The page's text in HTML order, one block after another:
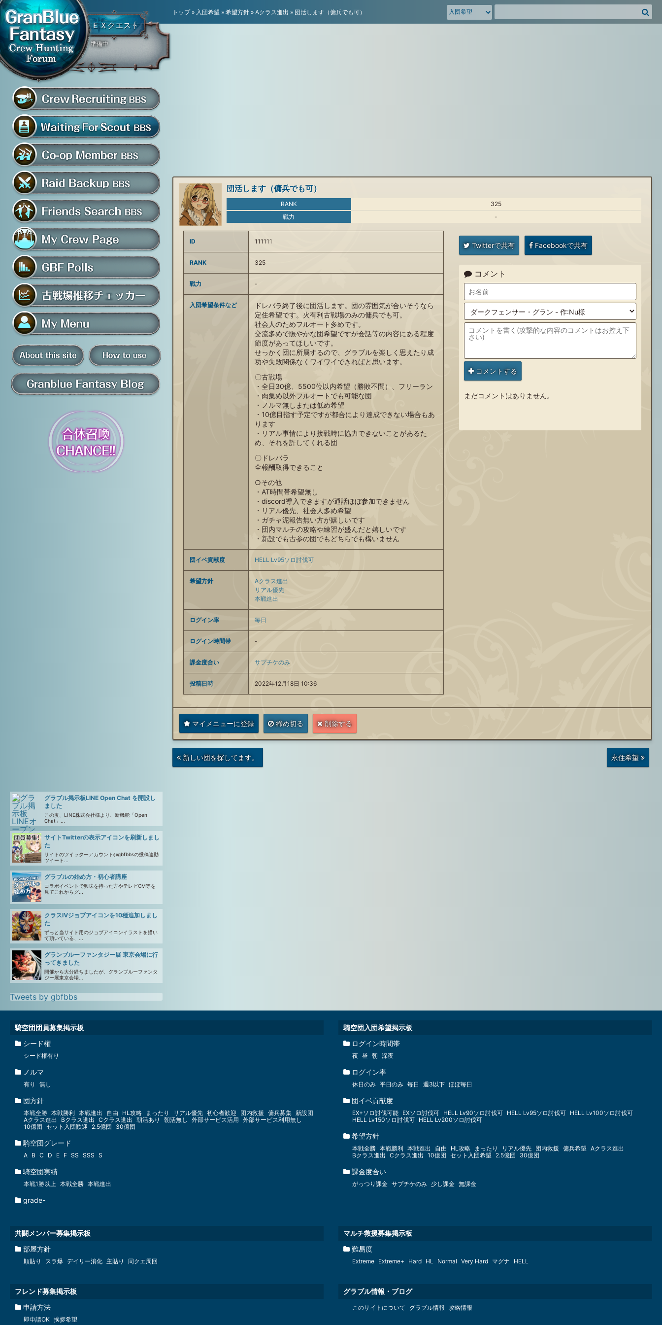
グラブル騎空団募集掲示
騎
空
団
騎空団員募集掲示板
騎空団入団希望掲示板
共闘部屋・メンバー掲示板
マルチバトル救援募集掲示板
フレンド募集掲示板
マイ騎空団ページ
グラブルアンケート
古戦場推移チェッカー
マイメニュー
騎空団員募集掲示板 掲示板の使い方
グラブル掲示板LINE Open Chat を開設し
ました
この度、LINE株式会社様より、新機能「Open
Chat」...
サイトTwitterの表示アイコンを刷新しまし
た
サイトのツイッターアカウント@gbfbbsの投稿連動
ツイート...
グラブルの始め方・初心者講座
コラボイベントで興味を持った方やテレビCM等を
見てこれからグ...
クラスⅣジョブアイコンを10種追加しまし
た
ずっと当サイト用のジョブアイコンイラストを描い
て頂いている、...
グランブルーファンタジー展 東京会場に行
ってきました
開催から大分経ちましたが、グランブルーファンタ
ジー展東京会場...
ＥＸクエスト
準備中
Tweets by gbfbbs
トップ» 入団希望 » 希望方針 » Aクラス進出 » 団活します（傭兵でも可）
団活します（傭兵でも可）
RANK
325
戦力
-
ID 111111
RANK 325
戦力 -
入団希望条件など
ドレバラ終了後に団活します。団の雰囲気が合いそうなら
定住希望です。火有利古戦場のみの傭兵でも可。
社会人のためフルオート多めです。
交流多めで賑やかな団希望ですが会話等の内容にある程度
節度があってほしいです。
せっかく団に所属するので、グラブルを楽しく思えたり成
功や失敗関係なくワイワイできればと思います。
〇古戦場
・全日30億、5500位以内希望（勝敗不問）、フリーラン
・肉集め以外フルオートでも可能な団
・ノルマ無しまたは低め希望
・10億目指す予定ですが都合により達成できない場合もあ
ります
・リアル事情により接戦時に協力できないことがあるた
め、それを許してくれる団
〇ドレバラ
全報酬取得できること
○その他
・AT時間帯希望無し
・discord導入できますが通話ほぼ参加できません
・リアル優先、社会人多め希望
・ガチャ泥報告無い方が嬉しいです
・団内マルチの攻略や練習が盛んだと嬉しいです
・新設でも古参の団でもどちらでも構いません
団イベ貢献度 HELL Lv95ソロ討伐可
希望方針
Aクラス進出
リアル優先
本戦進出
ログイン率 毎日
ログイン時間帯 -
課金度合い サプチケのみ
投稿日時 2022年12月18日 10:36
Twitterで共有 Facebookで共有
コメント
コメントする
まだコメントはありません。
マイメニューに登録 締め切る 削除する
次
の
投
新しい団を探してます。
前
の
投
永住希望
騎空団団員募集掲示板
シード権
シード権有り
ノルマ
有り 無し
団方針
本戦全勝 本戦勝利 本戦進出 自由 HL攻略 まったり リアル優先 初心者歓迎 団内救援 傭兵募集 新設団
Aクラス進出
Bクラス進出 Cクラス進出 朝活あり 朝活無し 外部サービス活用 外部サービス利用無し
10億団 セット入団歓迎 2.5億団 30億団
騎空団グレード
A B C D E F SS SSS S
騎空団実績
本戦1勝以上 本戦全勝 本戦進出
grade-
騎空団入団希望掲示板
ログイン時間帯
夜 昼 朝 深夜
ログイン率
休日のみ 平日のみ 毎日 週3以下 ほぼ毎日
団イベ貢献度
EX+ソロ討伐可能 EXソロ討伐可 HELL Lv90ソロ討伐可 HELL Lv95ソロ討伐可 HELL Lv100ソロ討伐可
HELL Lv150ソロ討伐可 HELL Lv200ソロ討伐可
希望方針
本戦全勝 本戦勝利 本戦進出 自由 HL攻略 まったり リアル優先 団内救援 傭兵希望 Aクラス進出
Bクラス進出 Cクラス進出 10億団 セット入団希望 2.5億団 30億団
課金度合い
がっつり課金 サプチケのみ 少し課金 無課金
共闘メンバー募集掲示板
部屋方針
順貼り スラ爆 デイリー消化 主貼り 同クエ周回
マルチ救援募集掲示板
難易度
Extreme Extreme+ Hard HL Normal Very Hard マグナ HELL
フレンド募集掲示板
申請方法
即申請OK 挨拶希望
グラブル情報・ブログ
このサイトについて グラブル情報 攻略情報